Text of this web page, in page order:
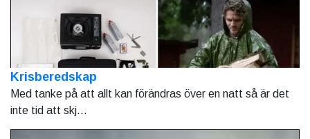
Krisberedskap
Med tanke på att allt kan förändras över en natt så är det
inte tid att skj...